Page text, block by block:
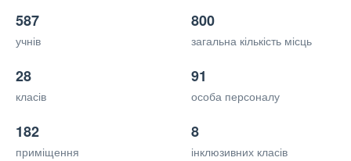
587
учнів
800
загальна кількість місць
28
класів
91
особа персоналу
182
приміщення
8
інклюзивних класів